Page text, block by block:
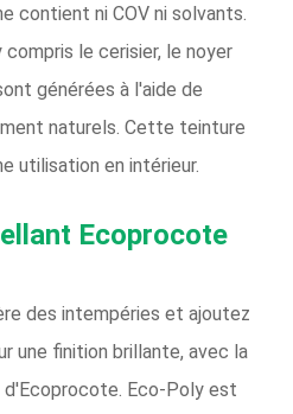
contient ni COV ni solvants.
le cerisier, le noyer
générées à l'aide de
naturels. Cette teinture
utilisation en intérieur.
Ecoprocote
des intempéries et ajoutez
une finition brillante, avec la
d'Ecoprocote. Eco-Poly est